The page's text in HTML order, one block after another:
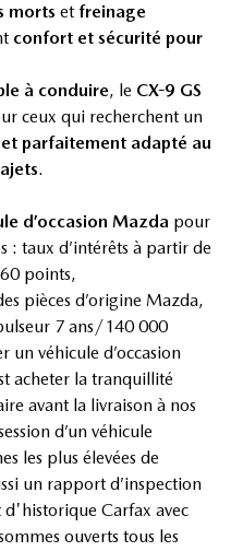
morts et freinage
confort et sécurité pour
à conduire, le CX-9 GS
ceux qui recherchent un
parfaitement adapté au
.
d’occasion Mazda pour
: taux d’intérêts à partir de
points,
pièces d’origine Mazda,
7 ans/140 000
véhicule d’occasion
acheter la tranquillité
avant la livraison à nos
d’un véhicule
les plus élevées de
un rapport d’inspection
Carfax avec
ouverts tous les